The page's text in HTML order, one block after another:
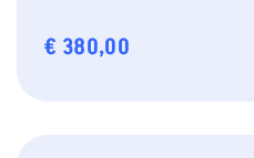
€ 380,00